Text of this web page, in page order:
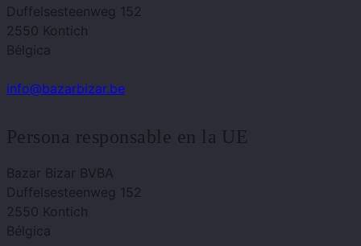
Duffelsesteenweg 152
2550 Kontich
Bélgica
info@bazarbizar.be
Persona responsable en la UE
Bazar Bizar BVBA
Duffelsesteenweg 152
2550 Kontich
Bélgica